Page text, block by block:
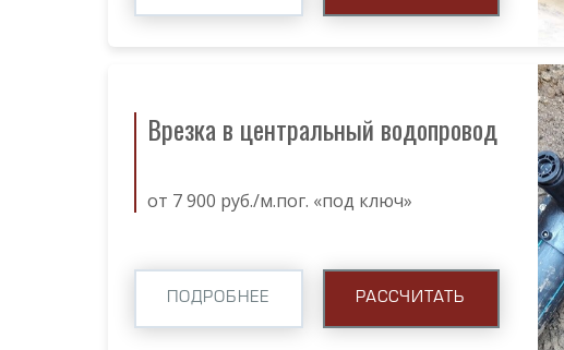
Врезка в центральный водопровод
от 7 900 руб./м.пог. «под ключ»
ПОДРОБНЕЕ РАССЧИТАТЬ